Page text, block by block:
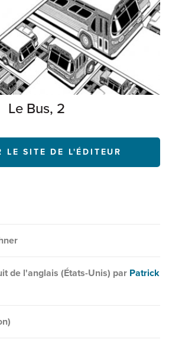
Le Bus, 2
LE SITE DE L'ÉDITEUR
de l'anglais (États-Unis) par Patrick